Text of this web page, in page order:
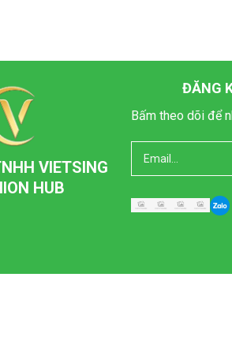
VIETSING
HUB
ĐĂNG
Bấm theo dõi để